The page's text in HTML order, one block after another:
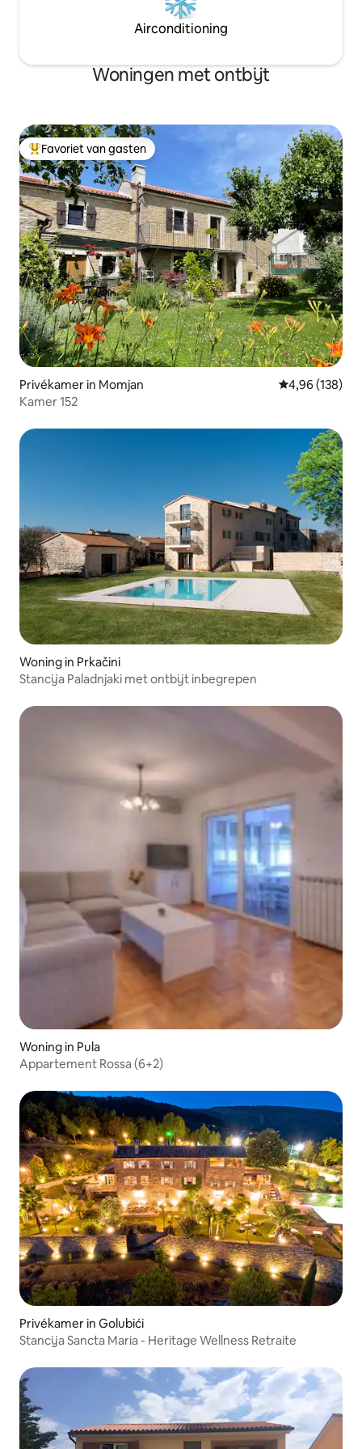
Airconditioning
Woningen met ontbijt
Topfavoriet van gasten
Favoriet van gasten
Privékamer in Momjan Gemiddelde
4,96 (138)
Kamer 152
Woning in Prkačini
Stancija Paladnjaki met ontbijt inbegrepen
Woning in Pula
Appartement Rossa (6+2)
Privékamer in Golubići
Stancija Sancta Maria - Heritage Wellness Retraite